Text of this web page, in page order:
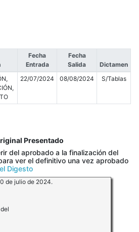
Fecha
Entrada
Fecha
Salida
Dictamen
22/07/2024 08/08/2024 S/Tablas
Presentado
del aprobado a la finalización del
ver el definitivo una vez aprobado
Digesto
de julio de 2024.